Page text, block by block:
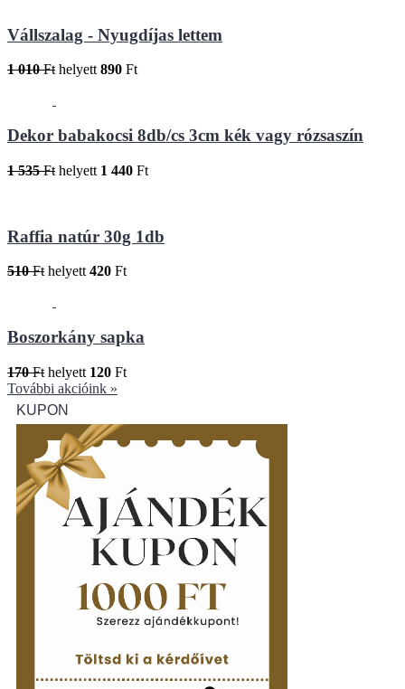
Vállszalag - Nyugdíjas lettem
1 010 Ft helyett 890 Ft
Dekor babakocsi 8db/cs 3cm kék vagy rózsaszín
1 535 Ft helyett 1 440 Ft
Raffia natúr 30g 1db
510 Ft helyett 420 Ft
Boszorkány sapka
170 Ft helyett 120 Ft
További akcióink »
KUPON